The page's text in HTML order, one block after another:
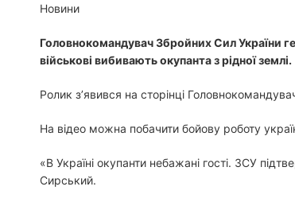
Новини
Головнокомандувач Збройних Сил України
військові вибивають окупанта з рідної землі.
Ролик з’явився на сторінці
На відео можна побачити бойову роботу
«В Україні окупанти небажані гості. ЗСУ
Сирський.